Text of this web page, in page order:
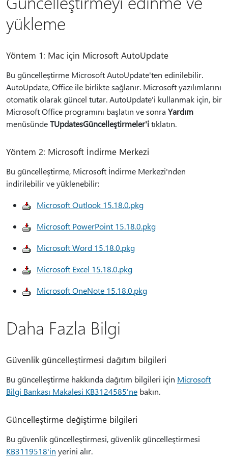
yükleme
Yöntem 1: Mac için Microsoft AutoUpdate
Bu güncelleştirme Microsoft AutoUpdate'ten edinilebilir.
AutoUpdate, Office ile birlikte sağlanır. Microsoft yazılımlarını
otomatik olarak güncel tutar. AutoUpdate'i kullanmak için, bir
Microsoft Office programını başlatın ve sonra Yardım
menüsündeTUpdatesGüncelleştirmeler'itıklatın.
Yöntem 2: Microsoft İndirme Merkezi
Bu güncelleştirme, Microsoft İndirme Merkezi'nden
indirilebilir ve yüklenebilir:
Microsoft Outlook 15.18.0.pkg
Microsoft PowerPoint 15.18.0.pkg
Microsoft Word 15.18.0.pkg
Microsoft Excel 15.18.0.pkg
Microsoft OneNote 15.18.0.pkg
Daha Fazla Bilgi
Güvenlik güncelleştirmesi dağıtım bilgileri
Bu güncelleştirme hakkında dağıtım bilgileri için Microsoft
Bilgi Bankası Makalesi KB3124585'ne bakın.
Güncelleştirme değiştirme bilgileri
Bu güvenlik güncelleştirmesi, güvenlik güncelleştirmesi
KB3119518'in yerini alır.